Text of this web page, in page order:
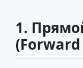
1.